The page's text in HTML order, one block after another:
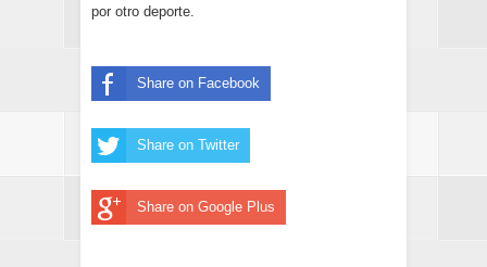
por otro deporte.
Share on Facebook
Share on Twitter
Share on Google Plus